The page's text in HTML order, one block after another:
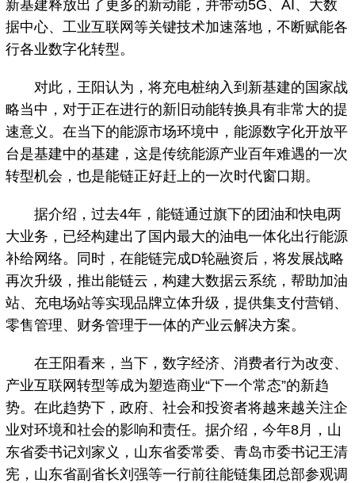
新基建释放出了更多的新动能，并带动5G、AI、大数
据中心、工业互联网等关键技术加速落地，不断赋能各
行各业数字化转型。
对此，王阳认为，将充电桩纳入到新基建的国家战
略当中，对于正在进行的新旧动能转换具有非常大的提
速意义。在当下的能源市场环境中，能源数字化开放平
台是基建中的基建，这是传统能源产业百年难遇的一次
转型机会，也是能链正好赶上的一次时代窗口期。
据介绍，过去4年，能链通过旗下的团油和快电两
大业务，已经构建出了国内最大的油电一体化出行能源
补给网络。同时，在能链完成D轮融资后，将发展战略
再次升级，推出能链云，构建大数据云系统，帮助加油
站、充电场站等实现品牌立体升级，提供集支付营销、
零售管理、财务管理于一体的产业云解决方案。
在王阳看来，当下，数字经济、消费者行为改变、
产业互联网转型等成为塑造商业“下一个常态”的新趋
势。在此趋势下，政府、社会和投资者将越来越关注企
业对环境和社会的影响和责任。据介绍，今年8月，山
东省委书记刘家义，山东省委常委、青岛市委书记王清
宪，山东省副省长刘强等一行前往能链集团总部参观调